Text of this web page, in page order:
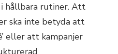
i hållbara rutiner. Att
ska inte betyda att
eller att kampanjer